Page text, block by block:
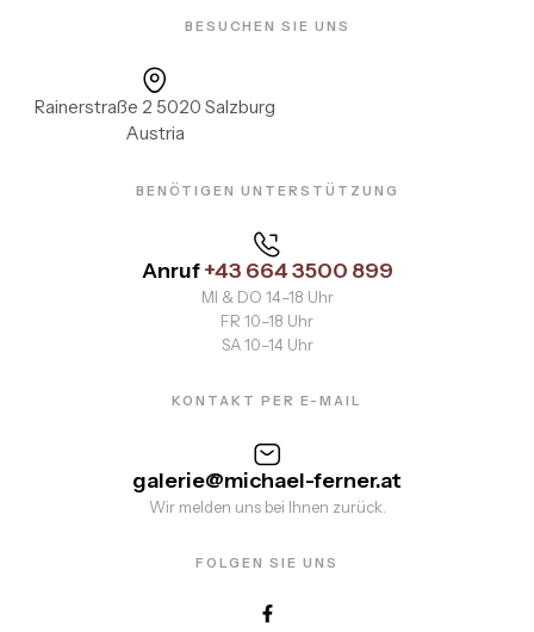
BESUCHEN SIE UNS
Rainerstraße 2 5020 Salzburg
Austria
BENÖTIGEN UNTERSTÜTZUNG
Anruf+43 664 3500 899
MI & DO 14–18 Uhr
FR 10–18 Uhr
SA 10–14 Uhr
KONTAKT PER E-MAIL
galerie@michael-ferner.at
Wir melden uns bei Ihnen zurück.
FOLGEN SIE UNS